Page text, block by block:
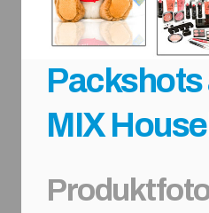
Packshots
MIX